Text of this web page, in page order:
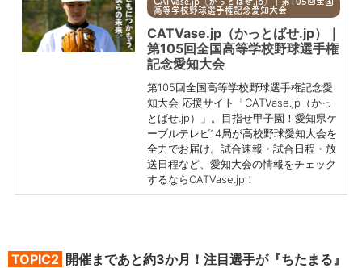
高等学校野球選手権記念愛知大会
CATVase.jp（かっとばせ.jp）｜
第105回全国高等学校野球選手権
記念愛知大会
第105回全国高等学校野球選手権記念愛
知大会 応援サイト「CATVase.jp（かっ
とばせ.jp）」。目指せ甲子園！愛知県ケ
ーブルテレビ14局が高校野球愛知大会を
全力でお届け。試合速報・試合日程・放
送日程など、愛知大会の情報をチェック
するならCATVase.jp！
TOPIC2 開催まであと約3か月！注目選手が『ちたまる』